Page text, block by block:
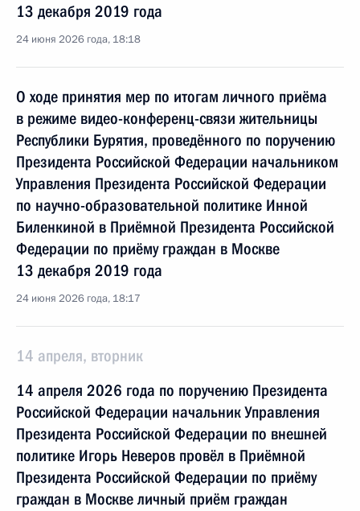
13 декабря 2019 года
24 июня 2026 года, 18:18
О ходе принятия мер по итогам личного приёма
в режиме видео-конференц-связи жительницы
Республики Бурятия, проведённого по поручению
Президента Российской Федерации начальником
Управления Президента Российской Федерации
по научно-образовательной политике Инной
Биленкиной в Приёмной Президента Российской
Федерации по приёму граждан в Москве
13 декабря 2019 года
24 июня 2026 года, 18:17
14 апреля, вторник
14 апреля 2026 года по поручению Президента
Российской Федерации начальник Управления
Президента Российской Федерации по внешней
политике Игорь Неверов провёл в Приёмной
Президента Российской Федерации по приёму
граждан в Москве личный приём граждан